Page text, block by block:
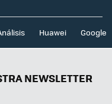
Huawei Google
NEWSLETTER